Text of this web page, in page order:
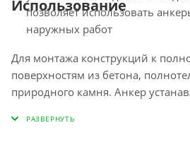
позволяет использовать
наружных работ
Использование
Для монтажа конструкций к
поверхностям из бетона,
природного камня. Анкер
буровой муки отверстие и